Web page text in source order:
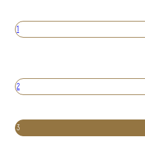
1
2
3